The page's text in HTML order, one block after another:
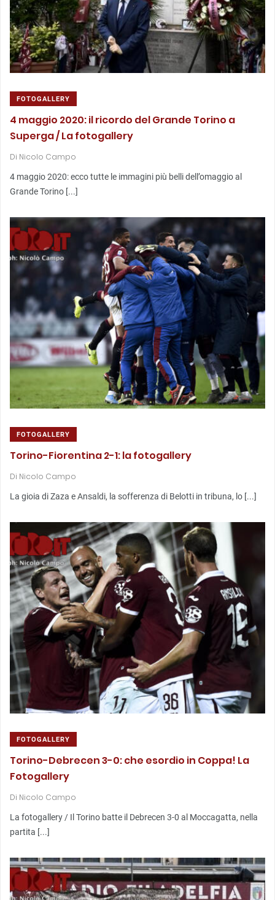
FOTOGALLERY
4 maggio 2020: il ricordo del Grande Torino a
Superga / La fotogallery
Di Nicolo Campo
4 maggio 2020: ecco tutte le immagini più belli dell’omaggio al
Grande Torino [...]
FOTOGALLERY
Torino-Fiorentina 2-1: la fotogallery
Di Nicolo Campo
La gioia di Zaza e Ansaldi, la sofferenza di Belotti in tribuna, lo [...]
FOTOGALLERY
Torino-Debrecen 3-0: che esordio in Coppa! La
Fotogallery
Di Nicolo Campo
La fotogallery / Il Torino batte il Debrecen 3-0 al Moccagatta, nella
partita [...]